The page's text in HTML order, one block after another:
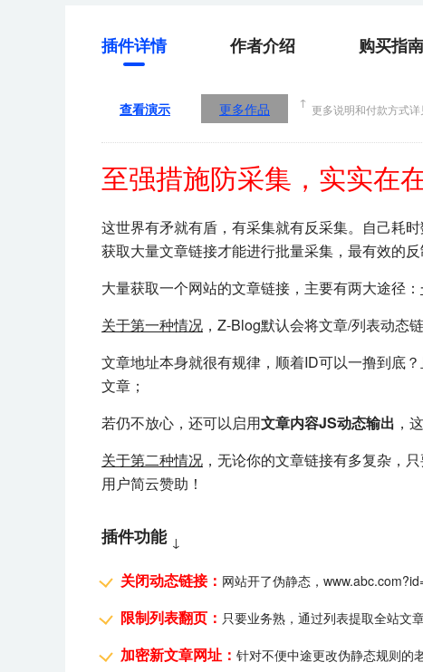
插件详情 作者介绍 购买指南
查看演示 更多作品 ↑ 更多说明和付款方式
至强措施防采集 ，实实在
这世界有矛就有盾，有采集就有反采集。自己耗
获取大量文章链接才能进行批量采集，最有效的
大量获取一个网站的文章链接，主要有两大途径：
关于第一种情况 ，Z-Blog默认会将文章/列表动态
文章地址本身就很有规律，顺着ID可以一撸到底
文章；
若仍不放心，还可以启用文章内容JS动态输出 ，
关于第二种情况 ，无论你的文章链接有多复杂，
用户简云赞助！
插件功能 ↓
关闭动态链接： 网站开了伪静态，
限制列表翻页： 只要业务熟，通过列表提取全站文
加密新文章网址： 针对不便中途更改伪静态规则的